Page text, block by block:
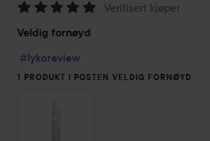
5
av
5
Verifisert kjøper
Veldig fornøyd
#lykoreview
1 PRODUKT I POSTEN VELDIG FORNØYD